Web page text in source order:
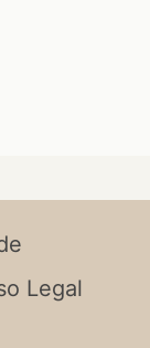
Legal